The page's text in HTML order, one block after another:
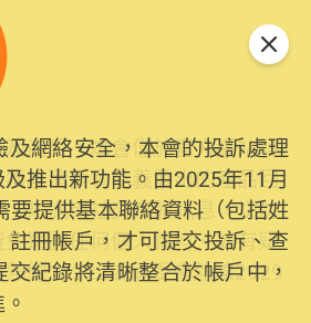
及網絡安全，本會的投訴處理
推出新功能。由2025年11月
要提供基本聯絡資料（包括姓
冊帳戶，才可提交投訴、查
紀錄將清晰整合於帳戶中，
關閉